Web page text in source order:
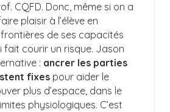
CQFD. Donc, même si on a
plaisir à l’élève en
de ses capacités
fait courir un risque. Jason
: ancrer les parties
fixespour aider le
plus d’espace, dans le
physiologiques. C’est